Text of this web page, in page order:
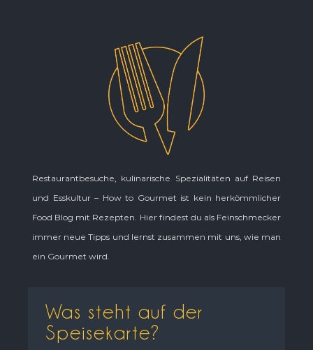
Restaurantbesuche, kulinarische Spezialitäten auf Reisen
und Esskultur – How to Gourmet ist kein herkömmlicher
Food Blog mit Rezepten. Hier findest du als Feinschmecker
immer neue Tipps und lernst zusammen mit uns, wie man
ein Gourmet wird.
Was steht auf der
Speisekarte?